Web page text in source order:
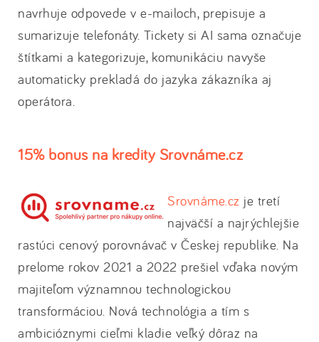
navrhuje odpovede v e-mailoch, prepisuje a
sumarizuje telefonáty. Tickety si AI sama označuje
štítkami a kategorizuje, komunikáciu navyše
automaticky prekladá do jazyka zákazníka aj
operátora.
15% bonus na kredity Srovnáme.cz
Srovnáme.cz je tretí
najväčší a najrýchlejšie
rastúci cenový porovnávač v Českej republike. Na
prelome rokov 2021 a 2022 prešiel vďaka novým
majiteľom významnou technologickou
transformáciou. Nová technológia a tím s
ambicióznymi cieľmi kladie veľký dôraz na